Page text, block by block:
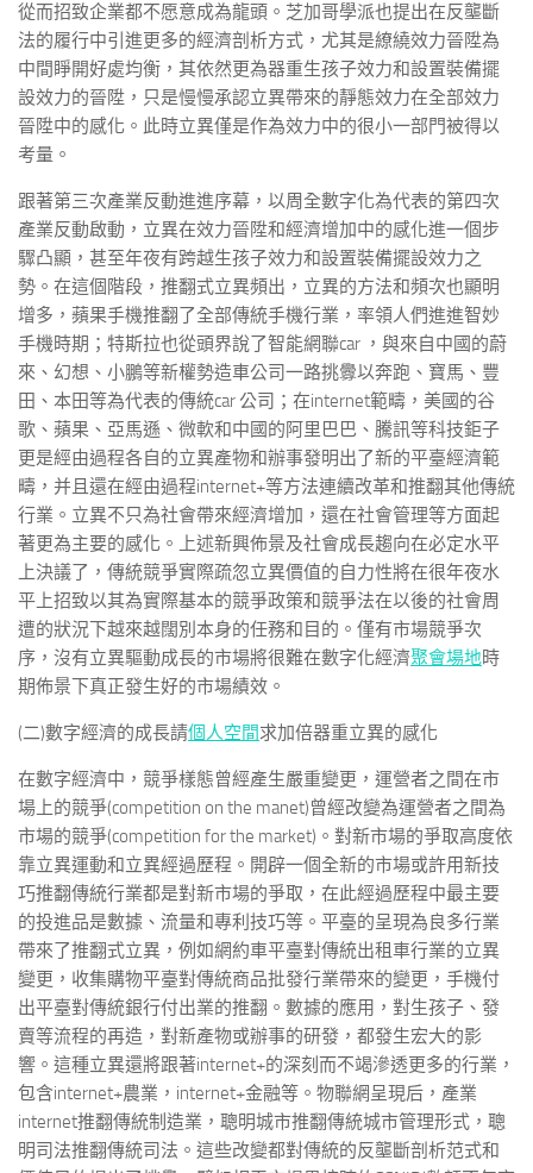
從而招致企業都不愿意成為龍頭。芝加哥學派也提出在反壟斷
法的履行中引進更多的經濟剖析方式，尤其是繚繞效力晉陞為
中間睜開好處均衡，其依然更為器重生孩子效力和設置裝備擺
設效力的晉陞，只是慢慢承認立異帶來的靜態效力在全部效力
晉陞中的感化。此時立異僅是作為效力中的很小一部門被得以
考量。
跟著第三次產業反動進進序幕，以周全數字化為代表的第四次
產業反動啟動，立異在效力晉陞和經濟增加中的感化進一個步
驟凸顯，甚至年夜有跨越生孩子效力和設置裝備擺設效力之
勢。在這個階段，推翻式立異頻出，立異的方法和頻次也顯明
增多，蘋果手機推翻了全部傳統手機行業，率領人們進進智妙
手機時期；特斯拉也從頭界說了智能網聯car ，與來自中國的蔚
來、幻想、小鵬等新權勢造車公司一路挑釁以奔跑、寶馬、豐
田、本田等為代表的傳統car 公司；在internet範疇，美國的谷
歌、蘋果、亞馬遜、微軟和中國的阿里巴巴、騰訊等科技鉅子
更是經由過程各自的立異產物和辦事發明出了新的平臺經濟範
疇，并且還在經由過程internet+等方法連續改革和推翻其他傳統
行業。立異不只為社會帶來經濟增加，還在社會管理等方面起
著更為主要的感化。上述新興佈景及社會成長趨向在必定水平
上決議了，傳統競爭實際疏忽立異價值的自力性將在很年夜水
平上招致以其為實際基本的競爭政策和競爭法在以後的社會周
遭的狀況下越來越闊別本身的任務和目的。僅有市場競爭次
序，沒有立異驅動成長的市場將很難在數字化經濟聚會場地時
期佈景下真正發生好的市場績效。
(二)數字經濟的成長請個人空間求加倍器重立異的感化
在數字經濟中，競爭樣態曾經產生嚴重變更，運營者之間在市
場上的競爭(competition on the manet)曾經改變為運營者之間為
市場的競爭(competition for the market)。對新市場的爭取高度依
靠立異運動和立異經過歷程。開辟一個全新的市場或許用新技
巧推翻傳統行業都是對新市場的爭取，在此經過歷程中最主要
的投進品是數據、流量和專利技巧等。平臺的呈現為良多行業
帶來了推翻式立異，例如網約車平臺對傳統出租車行業的立異
變更，收集購物平臺對傳統商品批發行業帶來的變更，手機付
出平臺對傳統銀行付出業的推翻。數據的應用，對生孩子、發
賣等流程的再造，對新產物或辦事的研發，都發生宏大的影
響。這種立異還將跟著internet+的深刻而不竭滲透更多的行業，
包含internet+農業，internet+金融等。物聯網呈現后，產業
internet推翻傳統制造業，聰明城市推翻傳統城市管理形式，聰
明司法推翻傳統司法。這些改變都對傳統的反壟斷剖析范式和